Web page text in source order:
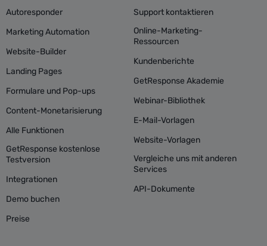
Autoresponder
Marketing Automation
Website-Builder
Landing Pages
Formulare und Pop-ups
Content-Monetarisierung
Alle Funktionen
GetResponse kostenlose
Testversion
Integrationen
Demo buchen
Preise
Support kontaktieren
Online-Marketing-
Ressourcen
Kundenberichte
GetResponse Akademie
Webinar-Bibliothek
E-Mail-Vorlagen
Website-Vorlagen
Vergleiche uns mit anderen
Services
API-Dokumente